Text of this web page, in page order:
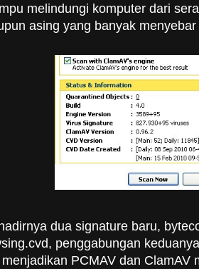
melindungi komputer dari
asing yang banyak
dua signature baru,
penggabungan
PCMAV dan ClamAV